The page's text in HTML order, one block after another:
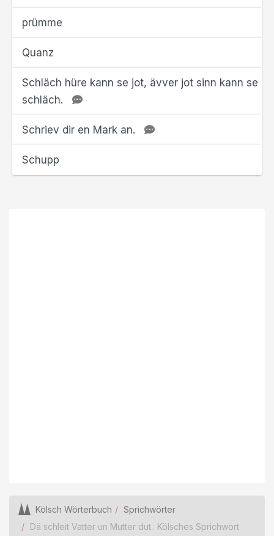
prümme
Quanz
Schläch hüre kann se jot, ävver jot sinn kann se
schläch.
Schriev dir en Mark an.
Schupp
Kölsch Wörterbuch
Sprichwörter
Dä schleit Vatter un Mutter dut.: Kölsches Sprichwort